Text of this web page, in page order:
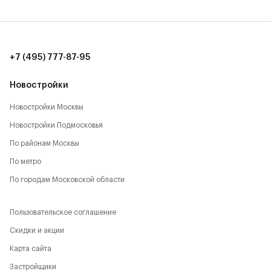
- Парк Будущего,
- Национальный парк,
- Лосиный остров,
- Главный Ботанический сад,
- ВДНХ,
- Парк Останкино,
Новостройки
Новостройки Москвы
Новостройки Подмосковья
По районам Москвы
По метро
По городам Московской области
+7 (495) 777-87-95
Пользовательское соглашение
Скидки и акции
Карта сайта
Застройщики